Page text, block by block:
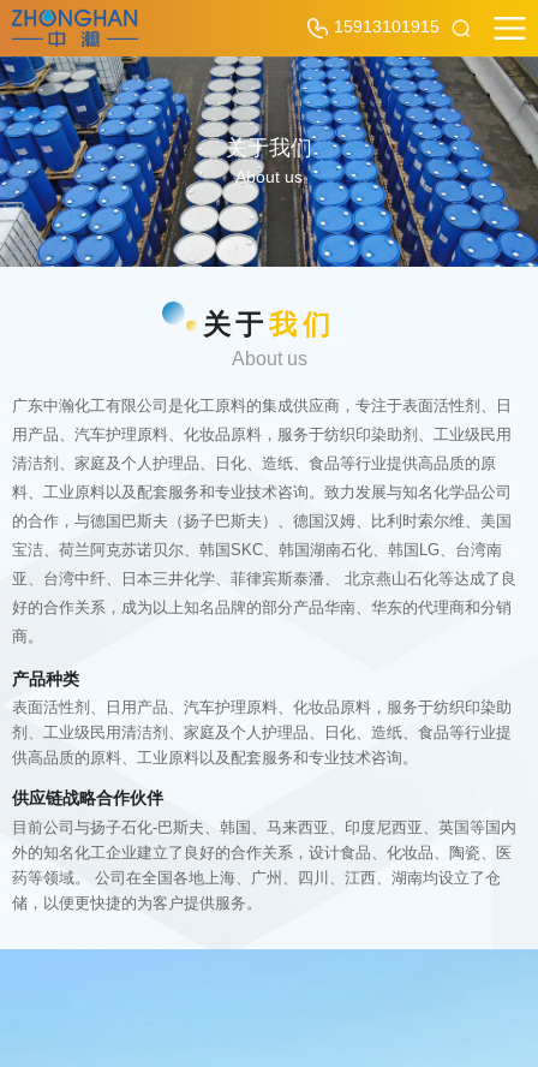
15913101915
关于我们
About us
关于我们
About us
广东中瀚化工有限公司是化工原料的集成供应商，专注于表面活性剂、日
用产品、汽车护理原料、化妆品原料，服务于纺织印染助剂、工业级民用
清洁剂、家庭及个人护理品、日化、造纸、食品等行业提供高品质的原
料、工业原料以及配套服务和专业技术咨询。致力发展与知名化学品公司
的合作，与德国巴斯夫（扬子巴斯夫）、德国汉姆、比利时索尔维、美国
宝洁、荷兰阿克苏诺贝尔、韩国SKC、韩国湖南石化、韩国LG、台湾南
亚、台湾中纤、日本三井化学、菲律宾斯泰潘、 北京燕山石化等达成了良
好的合作关系，成为以上知名品牌的部分产品华南、华东的代理商和分销
商。
产品种类
表面活性剂、日用产品、汽车护理原料、化妆品原料，服务于纺织印染助
剂、工业级民用清洁剂、家庭及个人护理品、日化、造纸、食品等行业提
供高品质的原料、工业原料以及配套服务和专业技术咨询。
供应链战略合作伙伴
目前公司与扬子石化-巴斯夫、韩国、马来西亚、印度尼西亚、英国等国内
外的知名化工企业建立了良好的合作关系，设计食品、化妆品、陶瓷、医
药等领域。 公司在全国各地上海、广州、四川、江西、湖南均设立了仓
储，以便更快捷的为客户提供服务。